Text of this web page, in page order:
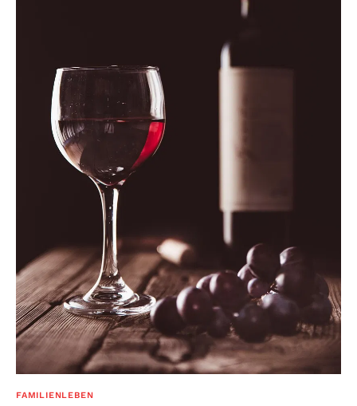
FAMILIENLEBEN